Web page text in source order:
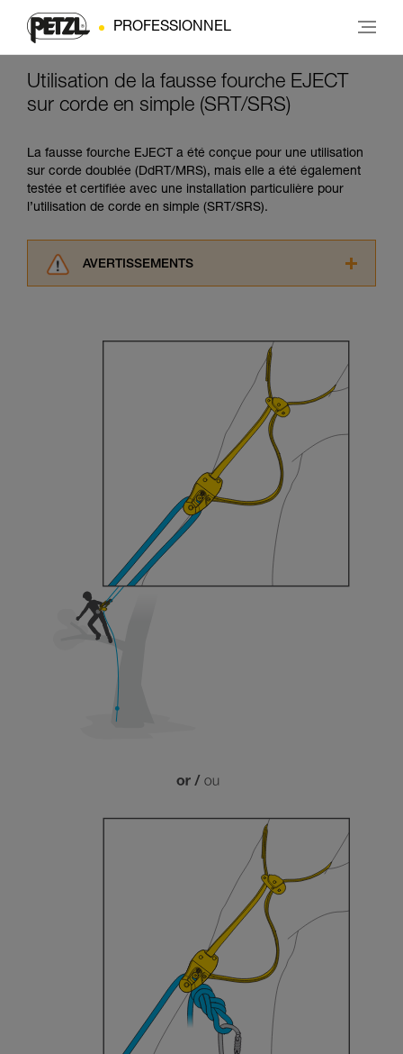
PROFESSIONNEL
Utilisation de la fausse fourche EJECT
sur corde en simple (SRT/SRS)
La fausse fourche EJECT a été conçue pour une utilisation
sur corde doublée (DdRT/MRS), mais elle a été également
testée et certifiée avec une installation particulière pour
l’utilisation de corde en simple (SRT/SRS).
AVERTISSEMENTS
informations de la notice technique pour
pouvoir comprendre ce complément
Maîtriser ces techniques nécessite une
formation et un entraînement spécifique. Validez
avec un professionnel votre capacité à refaire
la manipulation, seul, en toute sécurité, avant
de la reproduire en autonomie.
Nous donnons des exemples de techniques
liées à votre activité. Il peut en exister d’autres
que nous ne décrivons pas ici.